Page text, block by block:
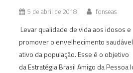
5 de abril de 2018 fonseas
Levar qualidade de vida aos idosos e
promover o envelhecimento
ativo da população. Esse é o objetivo
da Estratégia Brasil Amigo da Pessoa